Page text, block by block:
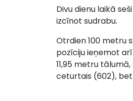
Divu dienu laikā
izcīnot sudrabu.
Otrdien 100 metru
pozīciju ieņemot
11,95 metru
ceturtais (602), bet